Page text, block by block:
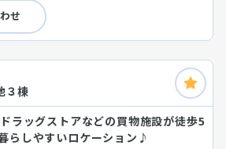
せ
３棟
ドラッグストアなどの買物施設が徒歩5
らしやすいロケーション♪